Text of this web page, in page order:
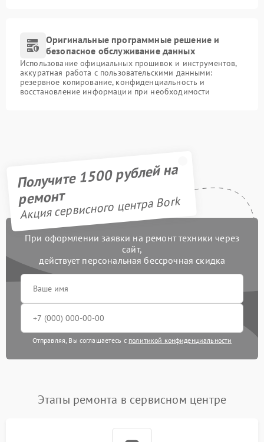
Оригинальные программные решение и
безопасное обслуживание данных
Использование официальных прошивок и инструментов,
аккуратная работа с пользовательскими данными:
резервное копирование, конфиденциальность и
восстановление информации при необходимости
Получите 1500 рублей на
ремонт
Акция сервисного центра Bork
При оформлении заявки на ремонт техники через
сайт,
действует персональная бессрочная скидка
Отправляя, Вы соглашаетесь с политикой конфиденциальности
Этапы ремонта в сервисном центре